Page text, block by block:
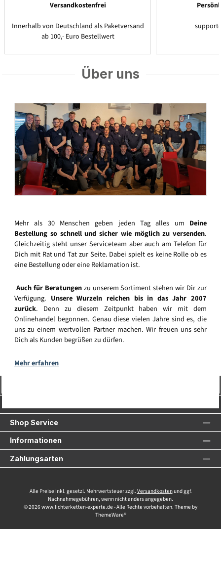
Versandkostenfrei
Innerhalb von Deutschland als Paketversand
ab 100,- Euro Bestellwert
Über uns
Mehr als 30 Menschen geben jeden Tag alles um Deine
Bestellung so schnell und sicher wie möglich zu versenden.
Gleichzeitig steht unser Serviceteam aber auch am Telefon für
Dich mit Rat und Tat zur Seite. Dabei spielt es keine Rolle ob es
eine Bestellung oder eine Reklamation ist.
Auch für Beratungenzu unserem Sortiment stehen wir Dir zur
Verfügung. Unsere Wurzeln reichen bis in das Jahr 2007
zurück. Denn zu diesem Zeitpunkt haben wir mit dem
Onlinehandel begonnen. Genau diese vielen Jahre sind es, die
uns zu einem wertvollen Partner machen. Wir freuen uns sehr
Dich als Kunden begrüßen zu dürfen.
Mehr erfahren
Shop Service
Informationen
Zahlungsarten
Alle Preise inkl. gesetzl. Mehrwertsteuer zzgl. Versandkostenund ggf.
Nachnahmegebühren, wenn nicht anders angegeben.
© 2026 www.lichterketten-experte.de - Alle Rechte vorbehalten. Theme by
ThemeWare®